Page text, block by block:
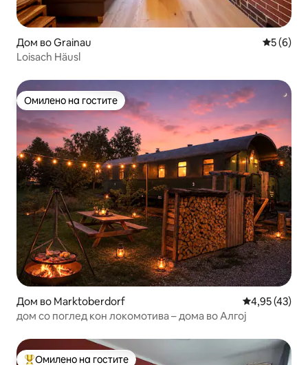
Дом во Grainau
5 (6)
Loisach Häusl
Омилено на гостите
Омилено на гостите
Дом во Marktoberdorf Просечна
4,95 (43)
дом со поглед кон локомотива – дома во Алгој
Омилено на гостите